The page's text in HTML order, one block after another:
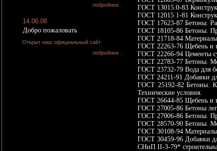
подробнее...
14.06.08
Добро пожаловать
Открыт наш официальный сайт
подробнее...
ГОСТ 13015.0-83
ГОСТ 12015.1-81
ГОСТ 17623-87 Бетоны.
ГОСТ 18105-86 Бетоны.
ГОСТ 21718-84 Материалы
ГОСТ 22263-76 Щебень и
ГОСТ 22266-94 Цементы
ГОСТ 22783-77 Бетоны.
ГОСТ 23732-79 Вода для
ГОСТ 24211-91 Добавки
ГОСТ 25192-82 Бетоны.
Технические условия.
ГОСТ 26644-85 Щебень и
ГОСТ 27005-86 Бетоны
ГОСТ 27006-86 Бетоны.
ГОСТ 28570-90 Бетоны.
ГОСТ 30108-94 Материалы
ГОСТ 30459-96 Добавки
СНиП II-3-79*